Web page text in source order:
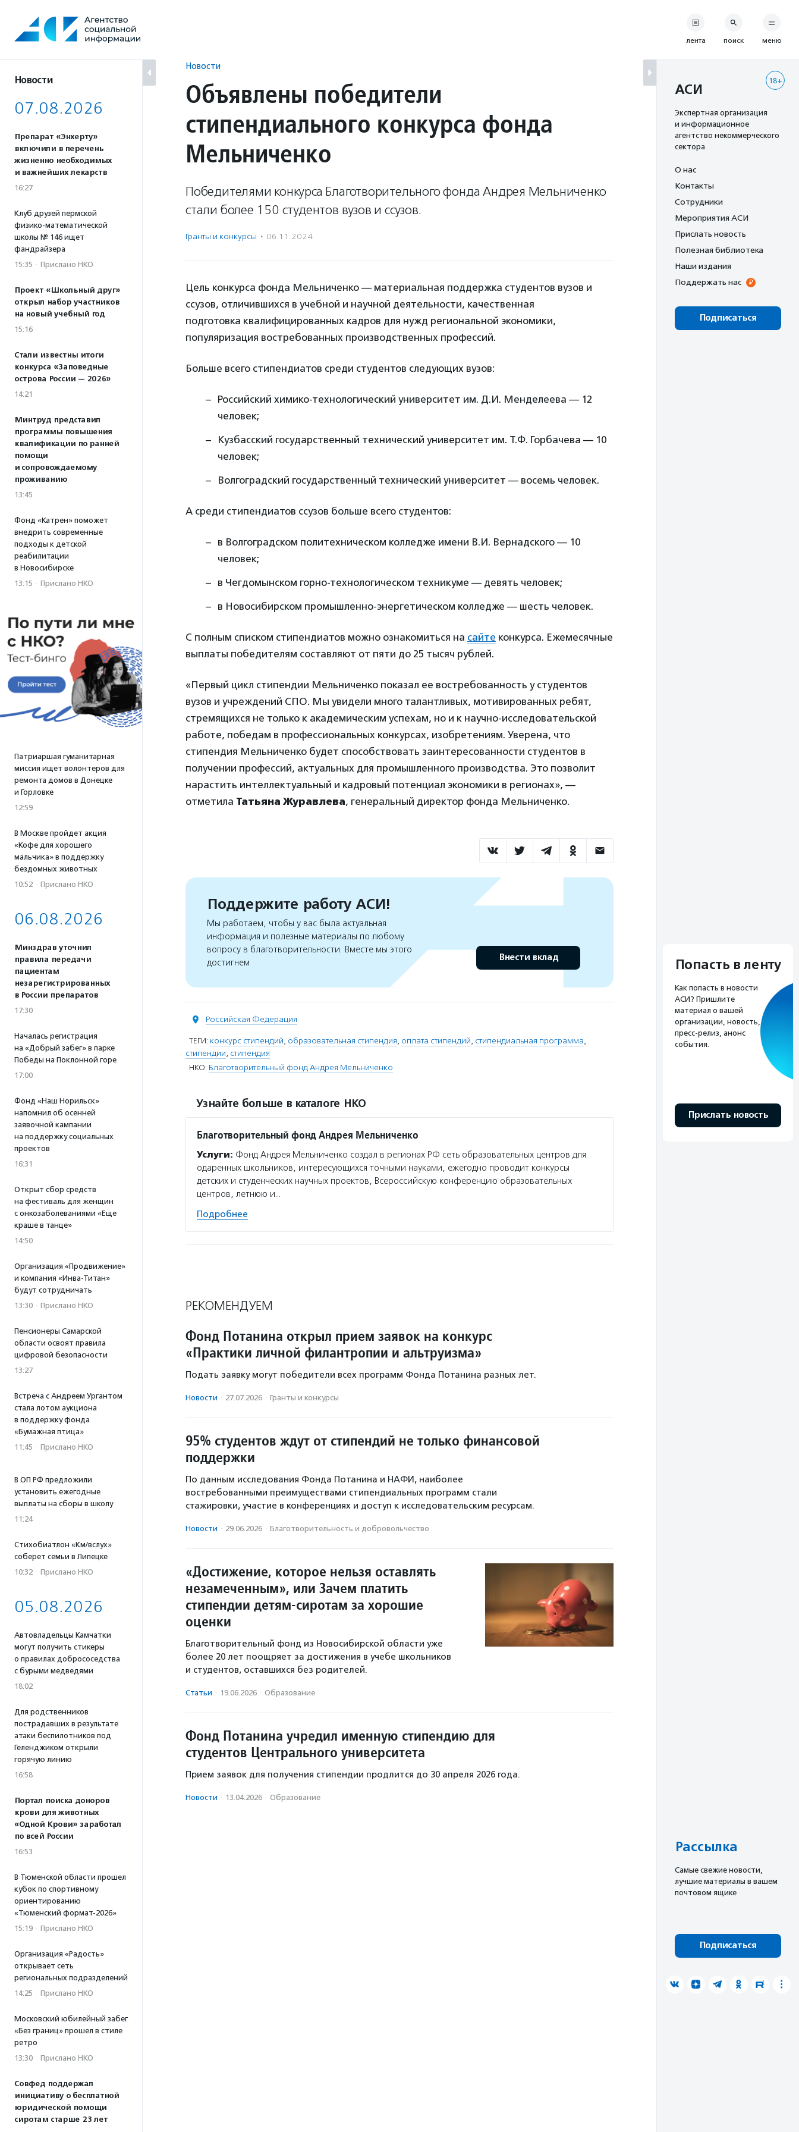
содержанию
Новости
07.08.2026
Препарат «Энхерту»
включили в перечень
жизненно необходимых
и важнейших лекарств
16:27
Клуб друзей пермской
физико-математической
школы № 146 ищет
фандрайзера
15:35 · Прислано НКО
Проект «Школьный друг»
открыл набор участников
на новый учебный год
15:16
Стали известны итоги
конкурса «Заповедные
острова России — 2026»
14:21
Минтруд представил
программы повышения
квалификации по ранней
помощи
и сопровождаемому
проживанию
13:45
Фонд «Катрен» поможет
внедрить современные
подходы к детской
реабилитации
в Новосибирске
13:15 · Прислано НКО
Патриаршая гуманитарная
миссия ищет волонтеров для
ремонта домов в Донецке
и Горловке
12:59
В Москве пройдет акция
«Кофе для хорошего
мальчика» в поддержку
бездомных животных
10:52 · Прислано НКО
06.08.2026
Минздрав уточнил
правила передачи
пациентам
незарегистрированных
в России препаратов
17:30
Началась регистрация
на «Добрый забег» в парке
Победы на Поклонной горе
17:00
Фонд «Наш Норильск»
напомнил об осенней
заявочной кампании
на поддержку социальных
проектов
16:31
Открыт сбор средств
на фестиваль для женщин
с онкозаболеваниями «Еще
краше в танце»
14:50
Организация «Продвижение»
и компания «Инва-Титан»
будут сотрудничать
13:30 · Прислано НКО
Пенсионеры Самарской
области освоят правила
цифровой безопасности
13:27
Встреча с Андреем Ургантом
стала лотом аукциона
в поддержку фонда
«Бумажная птица»
11:45 · Прислано НКО
В ОП РФ предложили
установить ежегодные
выплаты на сборы в школу
11:24
Стихобиатлон «Км/вслух»
соберет семьи в Липецке
10:32 · Прислано НКО
05.08.2026
Автовладельцы Камчатки
могут получить стикеры
о правилах добрососедства
с бурыми медведями
18:02
Для родственников
пострадавших в результате
атаки беспилотников под
Геленджиком открыли
горячую линию
16:58
Портал поиска доноров
крови для животных
«Одной Крови» заработал
по всей России
16:53
В Тюменской области прошел
кубок по спортивному
ориентированию
«Тюменский формат-2026»
15:19 · Прислано НКО
Организация «Радость»
открывает сеть
региональных подразделений
14:25 · Прислано НКО
Московский юбилейный забег
«Без границ» прошел в стиле
ретро
13:30 · Прислано НКО
Совфед поддержал
инициативу о бесплатной
юридической помощи
сиротам старше 23 лет
Новости
Объявлены победители
стипендиального конкурса фонда
Мельниченко
Победителями конкурса Благотворительного фонда Андрея Мельниченко
стали более 150 студентов вузов и ссузов.
Гранты и конкурсы · 06.11.2024
Цель конкурса фонда Мельниченко — материальная поддержка студентов вузов и
ссузов, отличившихся в учебной и научной деятельности, качественная
подготовка квалифицированных кадров для нужд региональной экономики,
популяризация востребованных производственных профессий.
Больше всего стипендиатов среди студентов следующих вузов:
Российский химико-технологический университет им. Д.И. Менделеева — 12
человек;
Кузбасский государственный технический университет им. Т.Ф. Горбачева — 10
человек;
Волгоградский государственный технический университет — восемь человек.
А среди стипендиатов ссузов больше всего студентов:
в Волгоградском политехническом колледже имени В.И. Вернадского — 10
человек;
в Чегдомынском горно-технологическом техникуме — девять человек;
в Новосибирском промышленно-энергетическом колледже — шесть человек.
С полным списком стипендиатов можно ознакомиться на сайте конкурса. Ежемесячные
выплаты победителям составляют от пяти до 25 тысяч рублей.
«Первый цикл стипендии Мельниченко показал ее востребованность у студентов
вузов и учреждений СПО. Мы увидели много талантливых, мотивированных ребят,
стремящихся не только к академическим успехам, но и к научно-исследовательской
работе, победам в профессиональных конкурсах, изобретениям. Уверена, что
стипендия Мельниченко будет способствовать заинтересованности студентов в
получении профессий, актуальных для промышленного производства. Это позволит
нарастить интеллектуальный и кадровый потенциал экономики в регионах», —
отметила Татьяна Журавлева, генеральный директор фонда Мельниченко.
Поддержите работу АСИ!
Мы работаем, чтобы у вас была актуальная
информация и полезные материалы по любому
вопросу в благотворительности. Вместе мы этого
достигнем
Внести вклад
Российская Федерация
ТЕГИ: конкурс стипендий, образовательная стипендия, оплата стипендий, стипендиальная программа,
стипендии, стипендия
НКО: Благотворительный фонд Андрея Мельниченко
Узнайте больше в каталоге НКО
Благотворительный фонд Андрея Мельниченко
Услуги: Фонд Андрея Мельниченко создал в регионах РФ сеть образовательных центров для
одаренных школьников, интересующихся точными науками, ежегодно проводит конкурсы
детских и студенческих научных проектов, Всероссийскую конференцию образовательных
центров, летнюю и…
Подробнее
РЕКОМЕНДУЕМ
Фонд Потанина открыл прием заявок на конкурс
«Практики личной филантропии и альтруизма»
Подать заявку могут победители всех программ Фонда Потанина разных лет.
Новости · 27.07.2026 · Гранты и конкурсы
95% студентов ждут от стипендий не только финансовой
поддержки
По данным исследования Фонда Потанина и НАФИ, наиболее
востребованными преимуществами стипендиальных программ стали
стажировки, участие в конференциях и доступ к исследовательским ресурсам.
Новости · 29.06.2026 · Благотвори­тель­ность и доброволь­чест­во
«Достижение, которое нельзя оставлять
незамеченным», или Зачем платить
стипендии детям-сиротам за хорошие
оценки
Благотворительный фонд из Новосибирской области уже
более 20 лет поощряет за достижения в учебе школьников
и студентов, оставшихся без родителей.
Статьи · 19.06.2026 · Образование
Фонд Потанина учредил именную стипендию для
студентов Центрального университета
Прием заявок для получения стипендии продлится до 30 апреля 2026 года.
Новости · 13.04.2026 · Образование
лента поиск меню
18+
АСИ
Экспертная организация
и информационное
агентство некоммерческого
сектора
О нас
Контакты
Сотрудники
Мероприятия АСИ
Прислать новость
Полезная библиотека
Наши издания
Поддержать нас
Подписаться
Попасть в ленту
Как попасть в новости
АСИ? Пришлите
материал о вашей
организации, новость,
пресс-релиз, анонс
события.
Прислать новость
Рассылка
Cамые свежие новости,
лучшие материалы в вашем
почтовом ящике
Подписаться